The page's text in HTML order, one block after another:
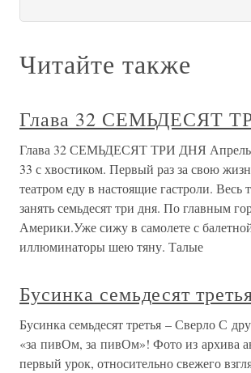
Читайте также
Глава 32 СЕМЬДЕСЯТ
Глава 32 СЕМЬДЕСЯТ ТРИ ДНЯ Апрель
33 с хвостиком. Первый раз за свою
театром еду в настоящие гастроли. Весь
занять семьдесят три дня. По главным
Америки.Уже сижу в самолете с
иллюминаторы шею тяну. Талые
Бусинка семьдесят
Бусинка семьдесят третья – Сверло С
«за пивОм, за пивОм»! Фото из архива
первый урок, относительно свежего